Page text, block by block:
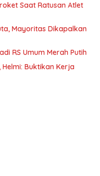
Saat Ratusan Atlet
Mayoritas Dikapalkan
RS Umum Merah Putih
Helmi: Buktikan Kerja